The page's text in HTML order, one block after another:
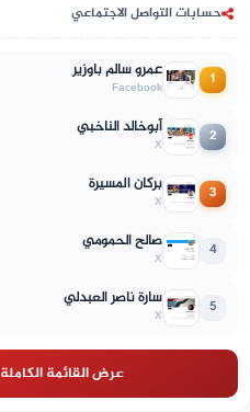
حسابات التواصل الاجتماعي
1 عمرو سالم باوزير
Facebook
2 أبوخالد الناخبي
X
3 بركان المسيرة
X
4 صالح الحمومي
X
5 سارة ناصر العبدلي
X
عرض القائمة الكاملة